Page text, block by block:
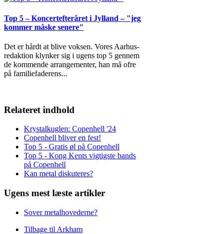
Top 5 – Koncertefteråret i Jylland – "jeg
kommer måske senere"
Det er hårdt at blive voksen. Vores Aarhus-
redaktion klynker sig i ugens top 5 gennem
de kommende arrangementer, han må ofre
på familiefaderens...
Relateret indhold
Krystalkuglen: Copenhell '24
Copenhell bliver en fest!
Top 5 - Gratis øl på Copenhell
Top 5 - Kong Kents vigtigste bands
på Copenhell
Kan metal diskuteres?
Ugens mest læste artikler
Sover metalhovederne?
Tilbage til Arkham